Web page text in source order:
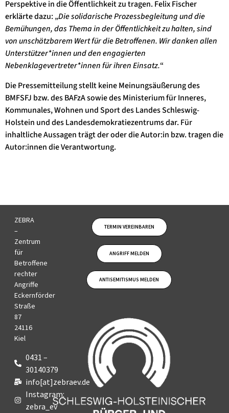
Perspektive in die Öffentlichkeit zu tragen. Felix Fischer
erklärte dazu: „Die solidarische Prozessbegleitung und die
Bemühungen, das Thema in der Öffentlichkeit zu halten, sind
von unschätzbarem Wert für die Betroffenen. Wir danken allen
Unterstützer*innen und den engagierten
Nebenklagevertreter*innen für ihren Einsatz.“
Die Pressemitteilung stellt keine Meinungsäußerung des
BMFSFJ bzw. des BAFzA sowie des Ministerium für Inneres,
Kommunales, Wohnen und Sport des Landes Schleswig-
Holstein und des Landesdemokratiezentrums dar. Für
inhaltliche Aussagen trägt der oder die Autor:in bzw. tragen die
Autor:innen die Verantwortung.
ZEBRA
–
Zentrum
für
Betroffene
rechter
Angriffe
Eckernförder
Straße
87
24116
Kiel
0431 –
30140379
info[at]zebraev.de
Instagram:
zebra_ev
TERMIN VEREINBAREN
ANGRIFF MELDEN
ANTISEMITISMUS MELDEN